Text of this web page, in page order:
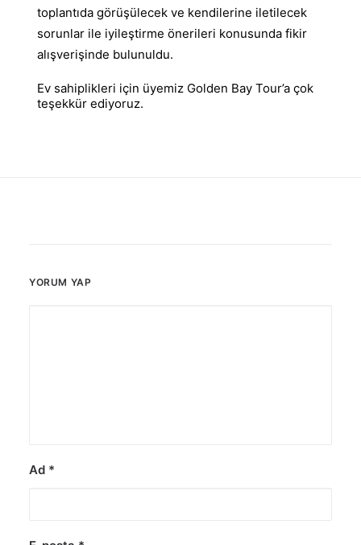
toplantıda görüşülecek ve kendilerine iletilecek
sorunlar ile iyileştirme önerileri konusunda fikir
alışverişinde bulunuldu.
Ev sahiplikleri için üyemiz Golden Bay Tour’a çok
teşekkür ediyoruz.
YORUM YAP
Ad *